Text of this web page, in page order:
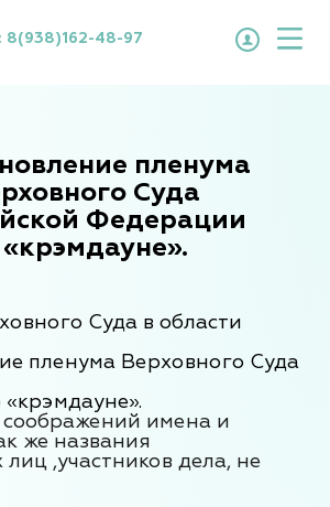
8(938)162-48-97
пленума
Суда
Федерации
Суда в области
пленума Верховного Суда
соображений имена и
же названия
лиц ,участников дела, не